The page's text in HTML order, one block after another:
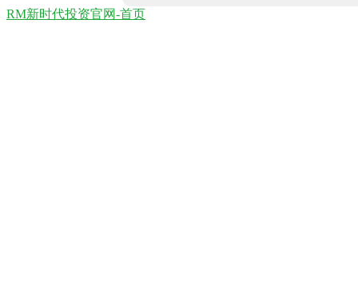
RM新时代投资官网-首页